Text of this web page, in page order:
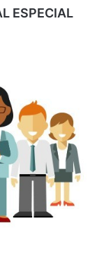
ESPECIAL